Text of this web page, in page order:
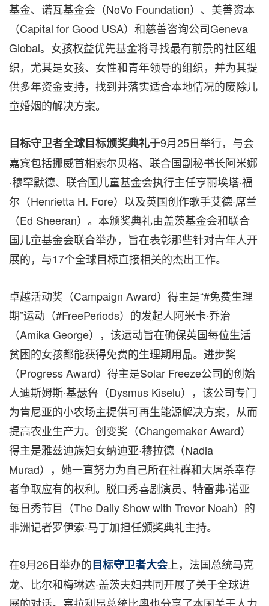
基金、诺瓦基金会（NoVo Foundation）、美善资本
（Capital for Good USA）和慈善咨询公司Geneva
Global。女孩权益优先基金将寻找最有前景的社区组
织，尤其是女孩、女性和青年领导的组织，并为其提
供多年资金支持，找到并落实适合本地情况的废除儿
童婚姻的解决方案。
目标守卫者全球目标颁奖典礼于9月25日举行，与会
嘉宾包括挪威首相索尔贝格、联合国副秘书长阿米娜
·穆罕默德、联合国儿童基金会执行主任亨丽埃塔·福
尔（Henrietta H. Fore）以及英国创作歌手艾德·席兰
（Ed Sheeran）。本颁奖典礼由盖茨基金会和联合
国儿童基金会联合举办，旨在表彰那些针对青年人开
展的，与17个全球目标直接相关的杰出工作。
卓越活动奖（Campaign Award）得主是“#免费生理
期”运动（#FreePeriods）的发起人阿米卡·乔治
（Amika George），该运动旨在确保英国每位生活
贫困的女孩都能获得免费的生理期用品。进步奖
（Progress Award）得主是Solar Freeze公司的创始
人迪斯姆斯·基瑟鲁（Dysmus Kiselu），该公司专门
为肯尼亚的小农场主提供可再生能源解决方案，从而
提高农业生产力。创变奖（Changemaker Award）
得主是雅兹迪族妇女纳迪亚·穆拉德（Nadia
Murad），她一直努力为自己所在社群和大屠杀幸存
者争取应有的权利。脱口秀喜剧演员、特雷弗·诺亚
每日秀节目（The Daily Show with Trevor Noah）的
非洲记者罗伊索·马丁加担任颁奖典礼主持。
在9月26日举办的目标守卫者大会 上，法国总统马克
龙、比尔和梅琳达·盖茨夫妇共同开展了关于全球进